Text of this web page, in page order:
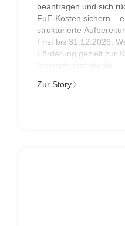
beantragen und sich
FuE-Kosten sichern –
strukturierte
Frist bis 31.12.2026.
Förderung gezielt zur
Zur Story